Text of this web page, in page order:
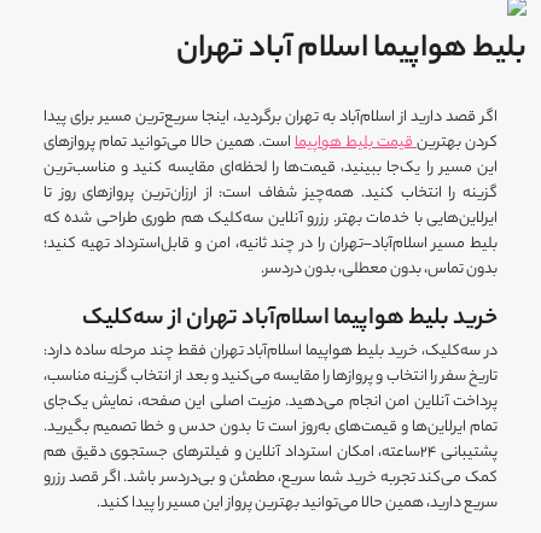
بلیط هواپیما اسلام آباد تهران
اگر قصد دارید از اسلام‌آباد به تهران برگردید، اینجا سریع‌ترین مسیر برای پیدا
کردن بهترینقیمت بلیط هواپیمااست. همین حالا می‌توانید تمام پروازهای
این مسیر را یک‌جا ببینید، قیمت‌ها را لحظه‌ای مقایسه کنید و مناسب‌ترین
گزینه را انتخاب کنید. همه‌چیز شفاف است: از ارزان‌ترین پروازهای روز تا
ایرلاین‌هایی با خدمات بهتر. رزرو آنلاین سه‌کلیک هم طوری طراحی شده که
بلیط مسیر اسلام‌آباد–تهران را در چند ثانیه، امن و قابل‌استرداد تهیه کنید؛
بدون تماس، بدون معطلی، بدون دردسر.
خرید بلیط هواپیما اسلام‌آباد تهران از سه‌کلیک
در سه‌کلیک، خرید بلیط هواپیما اسلام‌آباد تهران فقط چند مرحله ساده دارد:
تاریخ سفر را انتخاب و پروازها را مقایسه می‌کنید و بعد از انتخاب گزینه مناسب،
پرداخت آنلاین امن انجام می‌دهید. مزیت اصلی این صفحه، نمایش یک‌جای
تمام ایرلاین‌ها و قیمت‌های به‌روز است تا بدون حدس و خطا تصمیم بگیرید.
پشتیبانی ۲۴ساعته، امکان استرداد آنلاین و فیلترهای جستجوی دقیق هم
کمک می‌کند تجربه خرید شما سریع، مطمئن و بی‌دردسر باشد. اگر قصد رزرو
سریع دارید، همین حالا می‌توانید بهترین پرواز این مسیر را پیدا کنید.